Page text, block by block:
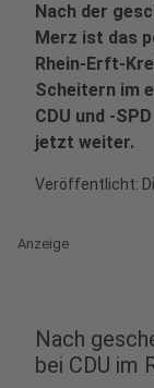
Nach der
Merz ist das
Rhein-Erft-
Scheitern im
CDU und -
jetzt weiter.
Veröffentlicht:
Anzeige
Nach
bei CDU im